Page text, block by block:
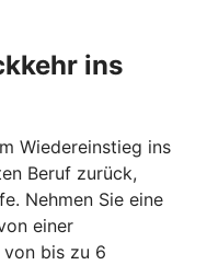
ins
Wiedereinstieg ins
Beruf zurück,
Nehmen Sie eine
einer
bis zu 6